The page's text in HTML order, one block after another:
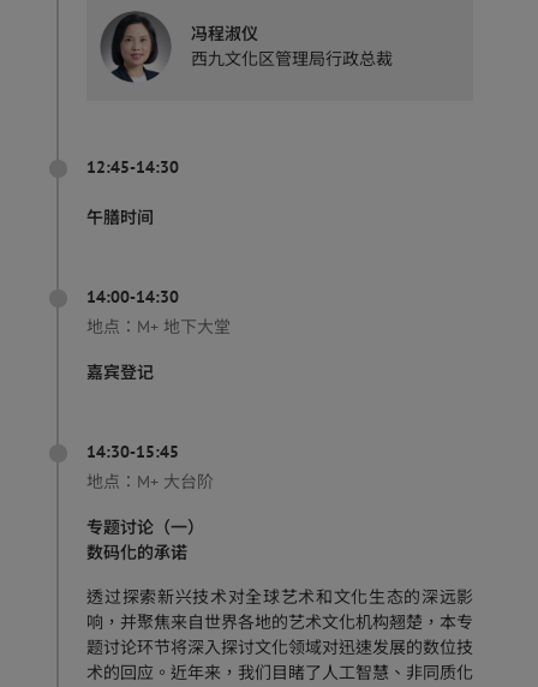
冯程淑仪
西九文化区管理局行政总裁
12:45-14:30
午膳时间
14:00-14:30
地点： M+ 地下大堂
嘉宾登记
14:30-15:45
地点： M+ 大台阶
专题讨论（一）
数码化的承诺
透过探索新兴技术对全球艺术和文化生态的深远影
响，并聚焦来自世界各地的艺术文化机构翘楚，本专
题讨论环节将深入探讨文化领域对迅速发展的数位技
术的回应。近年来，我们目睹了人工智慧、非同质化